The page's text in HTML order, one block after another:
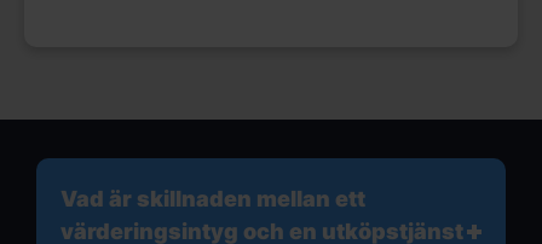
Vad är skillnaden mellan ett
värderingsintyg och en utköpstjänst